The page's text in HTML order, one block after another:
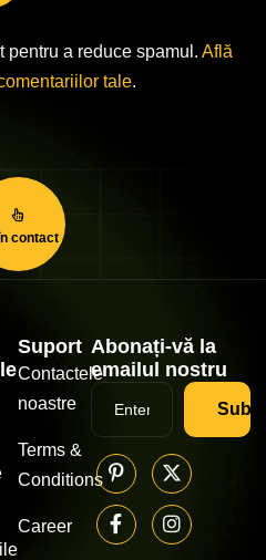
pentru a reduce spamul. Află
tale.
contact
Suport
Contactele
noastre
Terms &
Conditions
Career
Abonați-vă la
emailul nostru